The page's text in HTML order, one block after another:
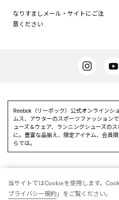
Reebok 公式アプリを使っ
いち早く特別情報をゲット
なりすましメール・サイトにご注
意ください
Reebok（リーボック）公式オンラインシ
ムス、アウターのスポーツファッション
ューズ＆ウェア、ランニングシューズの
に。豊富な品揃え、限定アイテム、会員
らでは。
当サイトではCookieを使用します。
プライバシー規約 」をご覧ください。